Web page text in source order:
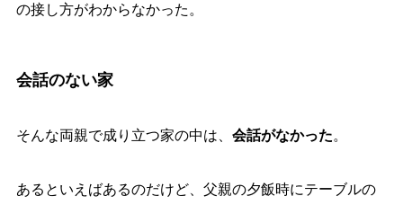
の接し方がわからなかった。
会話のない家
そんな両親で成り立つ家の中は、 会話がなかった。
あるといえばあるのだけど、父親の夕飯時にテーブルの